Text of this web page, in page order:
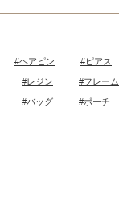
#ヘアピン #ピアス
#レジン #フレーム
#バッグ #ポーチ